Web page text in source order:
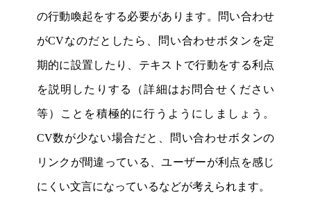
の行動喚起をする必要があります。問い合わせ
がCVなのだとしたら、問い合わせボタンを定
期的に設置したり、テキストで行動をする利点
を説明したりする（詳細はお問合せください
等）ことを積極的に行うようにしましょう。
CV数が少ない場合だと、問い合わせボタンの
リンクが間違っている、ユーザーが利点を感じ
にくい文言になっているなどが考えられます。